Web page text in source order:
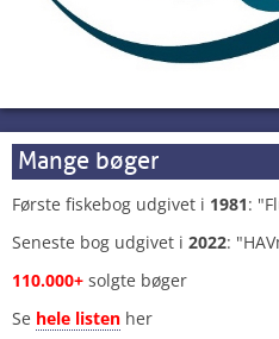
Mange bøger
Første fiskebog udgivet i 1981:
Seneste bog udgivet i 2022:
110.000+ solgte bøger
Se hele listen her